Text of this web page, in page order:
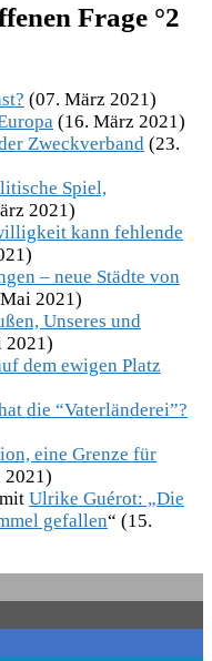
Frage °2
(07. März 2021)
(16. März 2021)
Zweckverband (23.
Spiel,
2021)
kann fehlende
– neue Städte von
2021)
Unseres und
2021)
dem ewigen Platz
die “Vaterländerei”?
eine Grenze für
2021)
Ulrike Guérot: „Die
gefallen“ (15.